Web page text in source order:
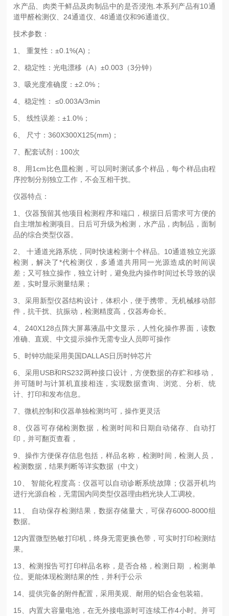
水产品、肉类干鲜品及肉制品中的是否浸泡.本系列产品有10通
道甲醛检测仪、24通道仪、48通道仪和96通道仪。
技术参数：
1、 重复性：±0.1%(A)；
2、稳定性：光电漂移（A）±0.003（3分钟）
3、吸光度准确度：±2.0%；
4、稳定性： ≤0.003A/3min
5、 线性误差：±1.0%；
6、 尺寸：360X300X125(mm)；
7、配套试剂：100次
8、用1cm比色皿检测，可以同时测试多个样品，每个样品由程
序控制分别独立工作，不会互相干扰。
仪器特点：
1、仪器预留其他项目检测程序和端口，根据日后需求可方便的
自主增加检测项目。日后可升级为检测，水产品，肉制品，面制
品的综合类型仪器。
2、 十通道光路系统，同时快速检测十个样品。10通道独立光源
检测，解决了*代检测仪，多通道共用同一光源造成的时间误
差；又可独立操作，独立计时，避免批内操作时间过长导致的误
差，实时显示测量结果；
3、采用新型仪器结构设计，体积小，便于携带。无机械移动部
件，抗干扰、抗振动，检测精度高，仪器寿命长。
4、240X128点阵大屏幕液晶中文显示，人性化操作界面，读数
准确、直观、中文提示操作无需专业人员即可操作
5、时钟功能采用美国DALLAS日历时钟芯片
6、采用USB和RS232两种接口设计，方便数据的存贮和移动，
并可随时与计算机直接相连，实现数据查询、浏览、分析、统
计、打印和发布信息。
7、微机控制和仪器单独检测均可，操作更灵活
8、仪器可存储检测数据，检测时间和日期自动储存、自动打
印，并可翻页查看，
9、操作方便保存信息包括，样品名称，检测时间，检测人员，
检测数据，结果判断等详实数据（中文）
10、 智能化程度高：仪器可以自动诊断系统故障；仪器开机均
进行光源自检，无需国内同类型仪器理由档光块人工调校。
11、 自动保存检测结果，数据存储量大，可保存6000-8000组
数据。
12内置微型热敏打印机，终身无需更换色带，可实时打印检测结
果。
13、检测报告可打印样品名称，是否合格，检测日期 ，检测单
位。更能体现检测结果的性，并利于公示
14、提供完备的附件配置，采用美观、耐用的铝合金包装箱。
15、内置大容量电池，在无外接电源时可连续工作4小时。并可